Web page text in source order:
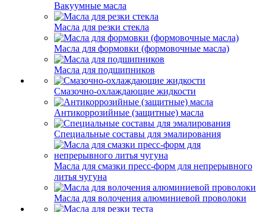
Вакуумные масла
Масла для резки стекла
Масла для формовки (формовочные масла)
Масла для подшипников
Смазочно-охлаждающие жидкости
Антикоррозийные (защитные) масла
Специальные составы для эмалирования
Масла для смазки пресс-форм для непрерывного
литья чугуна
Масла для волочения алюминиевой проволоки